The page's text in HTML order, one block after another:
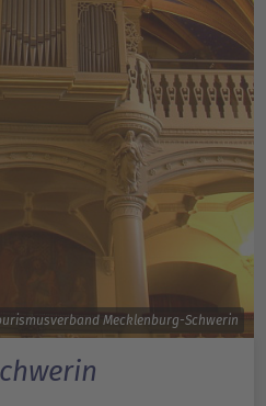
Mecklenburg-Schwerin